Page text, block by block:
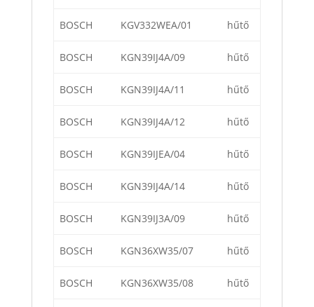
BOSCH KGV332WEA/01 hűtő
BOSCH KGN39IJ4A/09 hűtő
BOSCH KGN39IJ4A/11 hűtő
BOSCH KGN39IJ4A/12 hűtő
BOSCH KGN39IJEA/04 hűtő
BOSCH KGN39IJ4A/14 hűtő
BOSCH KGN39IJ3A/09 hűtő
BOSCH KGN36XW35/07 hűtő
BOSCH KGN36XW35/08 hűtő